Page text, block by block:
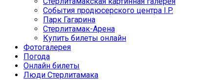
События продюсерского центра I.P.
Парк Гагарина
Стерлитамак-Арена
Купить билеты онлайн
Фотогалерея
Погода
Онлайн билеты
Люди Стерлитамака